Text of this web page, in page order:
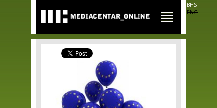
main
content
BHS
ENG